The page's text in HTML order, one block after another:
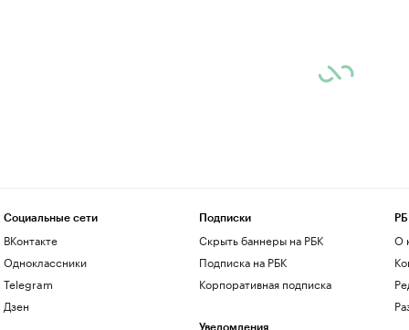
Социальные сети
ВКонтакте
Одноклассники
Telegram
Дзен
Подписки
Скрыть баннеры на РБК
Подписка на РБК
Корпоративная подписка
Уведомления
О